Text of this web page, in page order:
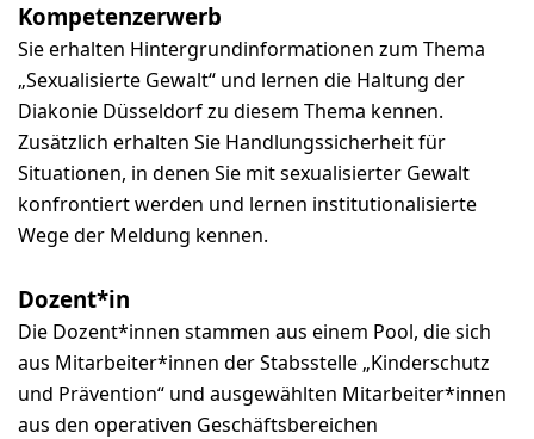
Kompetenzerwerb
Sie erhalten Hintergrundinformationen zum Thema
„Sexualisierte Gewalt“ und lernen die Haltung der
Diakonie Düsseldorf zu diesem Thema kennen.
Zusätzlich erhalten Sie Handlungssicherheit für
Situationen, in denen Sie mit sexualisierter Gewalt
konfrontiert werden und lernen institutionalisierte
Wege der Meldung kennen.
Dozent*in
Die Dozent*innen stammen aus einem Pool, die sich
aus Mitarbeiter*innen der Stabsstelle „Kinderschutz
und Prävention“ und ausgewählten Mitarbeiter*innen
aus den operativen Geschäftsbereichen